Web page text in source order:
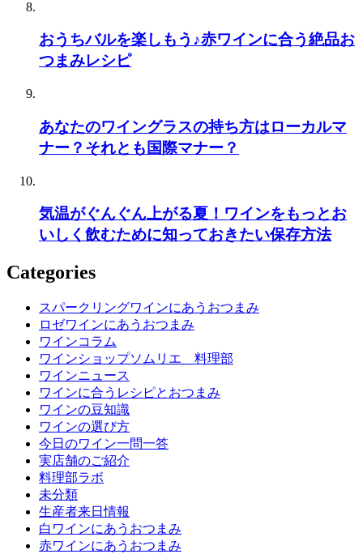
おうちバルを楽しもう♪赤ワインに合う絶品お
つまみレシピ
あなたのワイングラスの持ち方はローカルマ
ナー？それとも国際マナー？
気温がぐんぐん上がる夏！ワインをもっとお
いしく飲むために知っておきたい保存方法
Categories
スパークリングワインにあうおつまみ
ロゼワインにあうおつまみ
ワインコラム
ワインショップソムリエ 料理部
ワインニュース
ワインに合うレシピとおつまみ
ワインの豆知識
ワインの選び方
今日のワイン一問一答
実店舗のご紹介
料理部ラボ
未分類
生産者来日情報
白ワインにあうおつまみ
赤ワインにあうおつまみ